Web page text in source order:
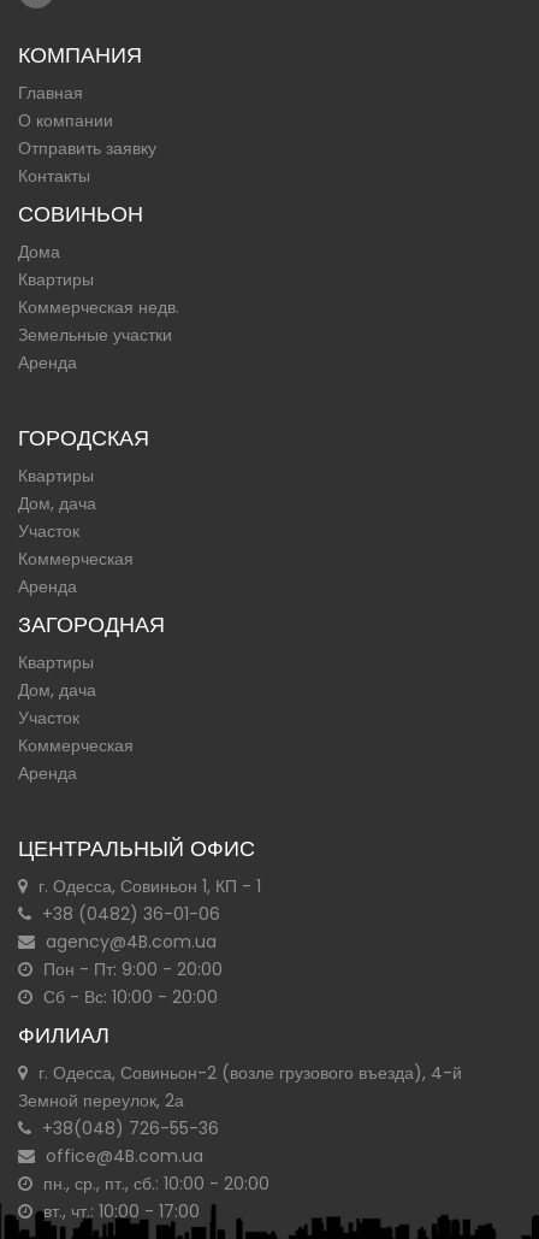
КОМПАНИЯ
Главная
О компании
Отправить заявку
Контакты
СОВИНЬОН
Дома
Квартиры
Коммерческая недв.
Земельные участки
Аренда
ГОРОДСКАЯ
Квартиры
Дом, дача
Участок
Коммерческая
Аренда
ЗАГОРОДНАЯ
Квартиры
Дом, дача
Участок
Коммерческая
Аренда
ЦЕНТРАЛЬНЫЙ ОФИС
г. Одесса, Совиньон 1, КП - 1
+38 (0482) 36-01-06
agency@4B.com.ua
Пон - Пт: 9:00 - 20:00
Сб - Вс: 10:00 - 20:00
ФИЛИАЛ
г. Одесса, Совиньон-2 (возле грузового въезда), 4-й
Земной переулок, 2а
+38(048) 726-55-36
office@4B.com.ua
пн., ср., пт., сб.: 10:00 - 20:00
вт., чт.: 10:00 - 17:00